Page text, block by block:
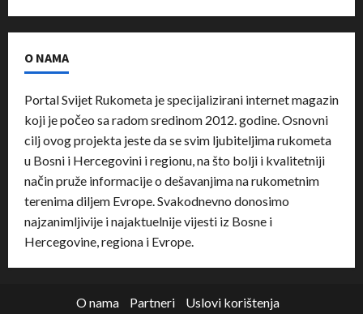
O NAMA
Portal Svijet Rukometa je specijalizirani internet magazin
koji je počeo sa radom sredinom 2012. godine. Osnovni
cilj ovog projekta jeste da se svim ljubiteljima rukometa
u Bosni i Hercegovini i regionu, na što bolji i kvalitetniji
način pruže informacije o dešavanjima na rukometnim
terenima diljem Evrope. Svakodnevno donosimo
najzanimljivije i najaktuelnije vijesti iz Bosne i
Hercegovine, regiona i Evrope.
O nama Partneri
Uslovi korištenja